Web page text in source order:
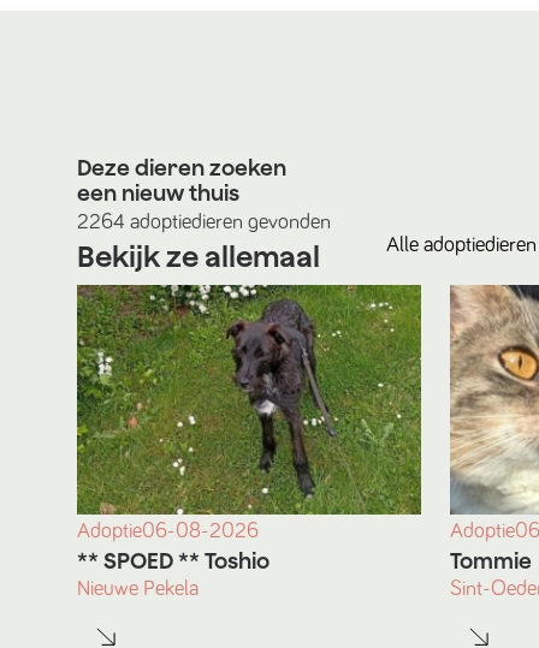
Deze dieren zoeken
een nieuw thuis
2264 adoptiedieren gevonden
Bekijk ze allemaal Alle adoptiedieren
Adoptie06-08-2026
** SPOED ** Toshio
Nieuwe Pekela
Adoptie
Tommie
Sint-